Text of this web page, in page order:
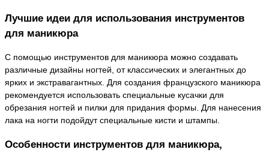
Лучшие идеи для использования инструментов
для маникюра
С помощью инструментов для маникюра можно создавать
различные дизайны ногтей, от классических и элегантных до
ярких и экстравагантных. Для создания французского маникюра
рекомендуется использовать специальные кусачки для
обрезания ногтей и пилки для придания формы. Для нанесения
лака на ногти подойдут специальные кисти и штампы.
Особенности инструментов для маникюра,